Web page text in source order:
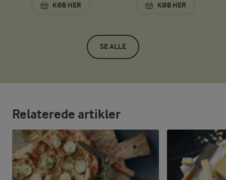
KØB HER
IKON HAVARTI 55+ 200G KØB HER
GNIST 33% 170 G
SE ALLE
Relaterede artikler